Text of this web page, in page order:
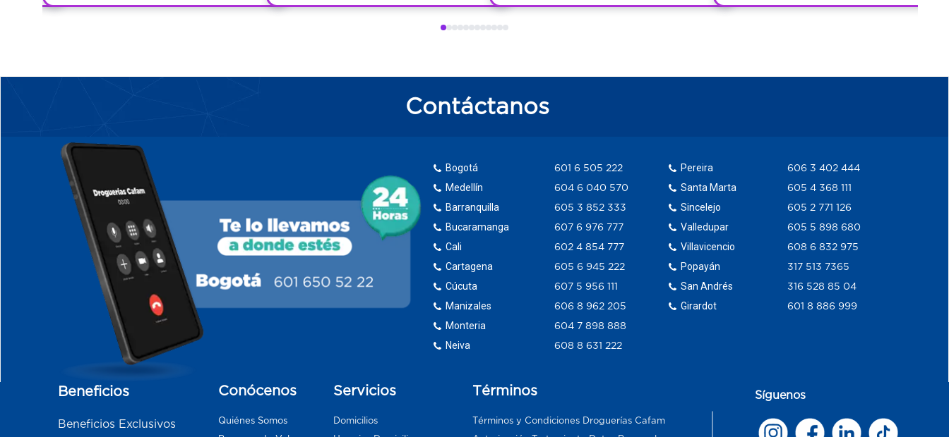
Contáctanos
Bogotá
Medellín
Barranquilla
Bucaramanga
Cali
Cartagena
Cúcuta
Manizales
Monteria
Neiva
601 6 505 222
604 6 040 570
605 3 852 333
607 6 976 777
602 4 854 777
605 6 945 222
607 5 956 111
606 8 962 205
604 7 898 888
608 8 631 222
Pereira
Santa Marta
Sincelejo
Valledupar
Villavicencio
Popayán
San Andrés
Girardot
606 3 402 444
605 4 368 111
605 2 771 126
605 5 898 680
608 6 832 975
317 513 7365
316 528 85 04
601 8 886 999
Beneficios
Beneficios Exclusivos
Conócenos
Quiénes Somos
Servicios
Domicilios
Términos
Términos y Condiciones Droguerías Cafam
Síguenos